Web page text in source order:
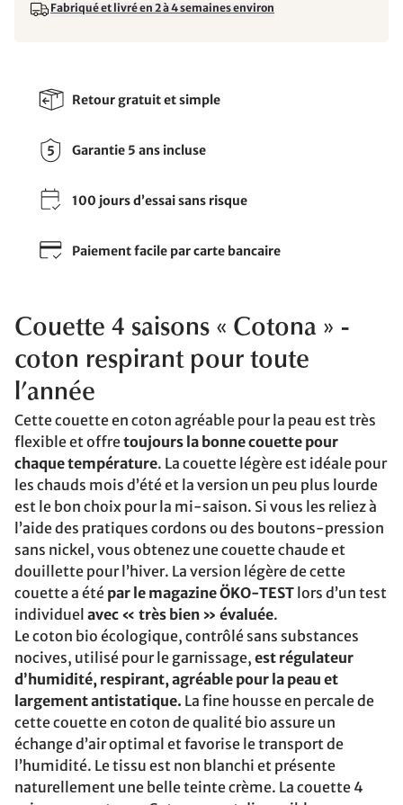
Fabriqué et livré en 2 à 4 semaines environ
Retour gratuit et simple
Garantie 5 ans incluse
100 jours d’essai sans risque
Paiement facile par carte bancaire
Couette 4 saisons « Cotona » -
coton respirant pour toute
l’année
Cette couette en coton agréable pour la peau est très
flexible et offretoujours la bonne couette pour
chaque température. La couette légère est idéale pour
les chauds mois d’été et la version un peu plus lourde
est le bon choix pour la mi-saison. Si vous les reliez à
l’aide des pratiques cordons ou des boutons-pression
sans nickel, vous obtenez une couette chaude et
douillette pour l’hiver. La version légère de cette
couette a été par le magazine ÖKO-TEST lors d’un test
individuel avec « très bien » évaluée.
Le coton bio écologique, contrôlé sans substances
nocives, utilisé pour le garnissage, est régulateur
d’humidité, respirant, agréable pour la peau et
largement antistatique. La fine housse en percale de
cette couette en coton de qualité bio assure un
échange d’air optimal et favorise le transport de
l’humidité. Le tissu est non blanchi et présente
naturellement une belle teinte crème. La couette 4